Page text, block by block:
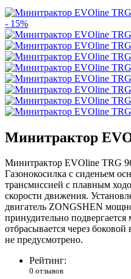
- 15%
Минитрактор
Минитрактор EVOline TRG
Газонокосилка с сиденьем
трансмиссией с плавным
скорости движения.
двигатель ZONGSHEN
принудительно
отбрасывается через
не предусмотрено.
Рейтинг:
0 отзывов